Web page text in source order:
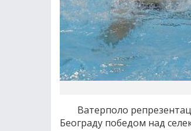
Ватерполо
Београду победом над